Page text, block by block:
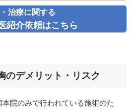
治療に関する
紹介依頼はこちら
のデメリット・リスク
院のみで行われている施術のた